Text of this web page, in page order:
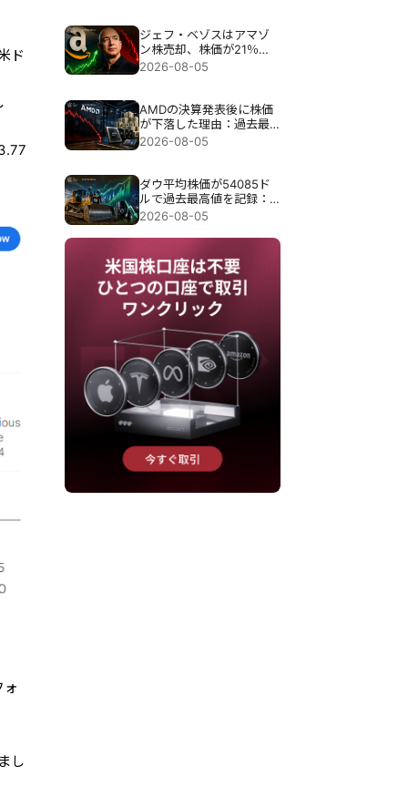
ド
ォ
し
ジェフ・ベゾスはアマゾ
ン株売却、株価が21％急
騰した後に最大41億ドル
のか？
2026-08-05
AMDの決算発表後に株価
が下落した理由：過去最
高の115億ドルの売上高に
2026-08-05
ダウ平均株価が54085ド
ルで過去最高値を記録：
キャタピラー株が上昇を
上昇幅を拡大
2026-08-05